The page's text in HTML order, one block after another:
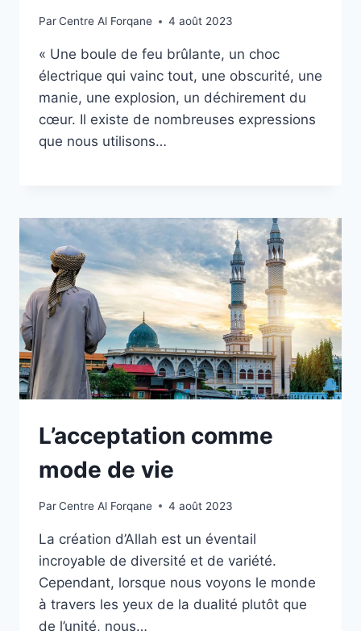
ParCentre Al Forqane 4 août 2023
« Une boule de feu brûlante, un choc
électrique qui vainc tout, une obscurité, une
manie, une explosion, un déchirement du
cœur. Il existe de nombreuses expressions
que nous utilisons…
L’acceptation comme
mode de vie
ParCentre Al Forqane 4 août 2023
La création d’Allah est un éventail
incroyable de diversité et de variété.
Cependant, lorsque nous voyons le monde
à travers les yeux de la dualité plutôt que
de l’unité, nous…